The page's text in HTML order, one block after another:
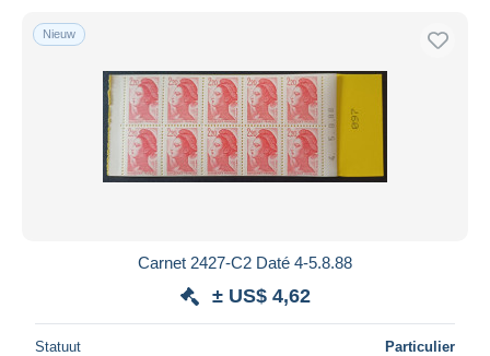
Nieuw
Carnet 2427-C2 Daté 4-5.8.88
± US$ 4,62
Statuut Particulier